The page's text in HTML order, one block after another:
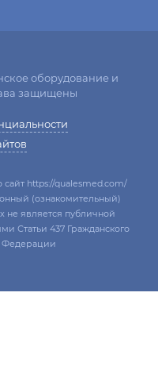
оборудование и
защищены
https://qualesmed.com/
(ознакомительный)
не является публичной
Статьи 437 Гражданского
Федерации